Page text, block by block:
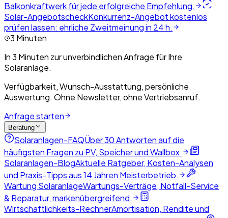
Balkonkraftwerk für jede erfolgreiche Empfehlung.
Solar-AngebotscheckKonkurrenz-Angebot kostenlos
prüfen lassen: ehrliche Zweitmeinung in 24 h.
3 Minuten
In 3 Minuten zur unverbindlichen Anfrage für Ihre
Solaranlage.
Verfügbarkeit, Wunsch-Ausstattung, persönliche
Auswertung. Ohne Newsletter, ohne Vertriebsanruf.
Anfrage starten
Beratung
Solaranlagen-FAQÜber 30 Antworten auf die
häufigsten Fragen zu PV, Speicher und Wallbox.
Solaranlagen-BlogAktuelle Ratgeber, Kosten-Analysen
und Praxis-Tipps aus 14 Jahren Meisterbetrieb.
Wartung SolaranlageWartungs-Verträge, Notfall-Service
& Reparatur, markenübergreifend.
Wirtschaftlichkeits-RechnerAmortisation, Rendite und